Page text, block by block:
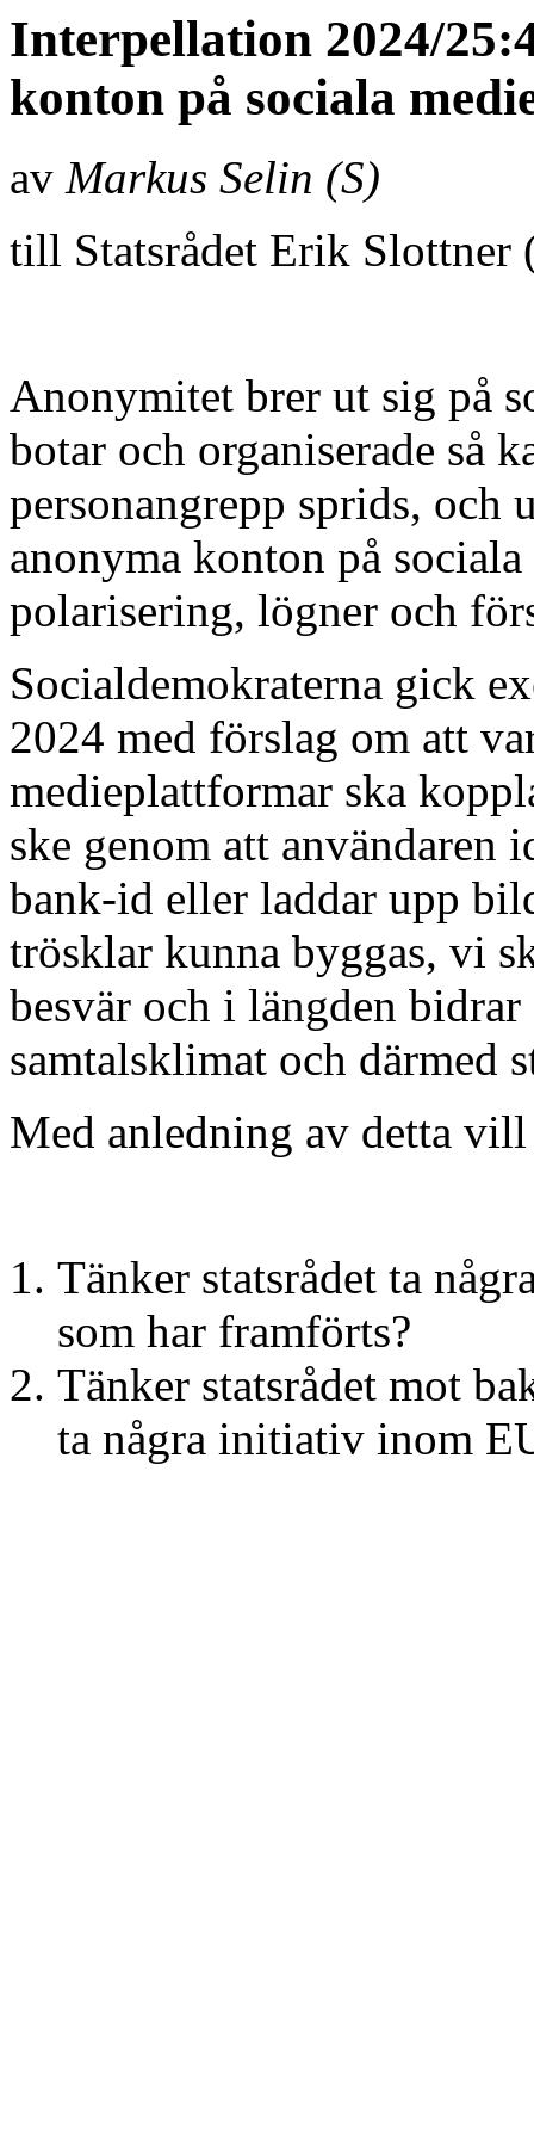
Interpellation 2024/
konton på sociala
av Markus Selin (S)
till Statsrådet Erik Slottner
Anonymitet brer ut sig på
botar och organiserade så
personangrepp sprids,
anonyma konton på
polarisering, lögner och
Socialdemokraterna gick
2024 med förslag om att
medieplattformar ska
ske genom att användaren
bank-id eller laddar upp
trösklar kunna byggas, vi
besvär och i längden
samtalsklimat och därmed
Med anledning av detta
Tänker statsrådet ta
som har framförts?
Tänker statsrådet mot
ta några initiativ inom